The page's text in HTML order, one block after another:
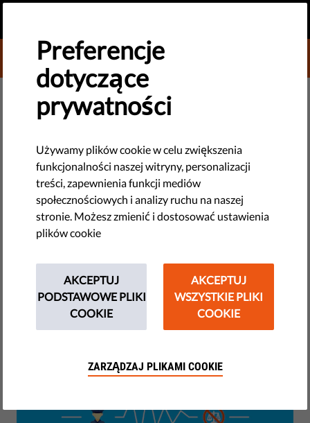
DONATE TO LIBERTIES
DEMOKRACJA I SPRAWIEDLIWOŚĆ
Komunikat prasowy: Demokracja
ucierpiała w całej UE w czasie
pandemii COVID
Zgodnie z nowym obszernym raportem stworzonym przez UE
Civil Liberties Union for Europe, obejmującym 14 członków z
wielu krajach europejskich w 2020 roku.
by LibertiesEU
marca 09, 2021
Preferencje
dotyczące
prywatności
Używamy plików cookie w celu zwiększenia
funkcjonalności naszej witryny, personalizacji
treści, zapewnienia funkcji mediów
społecznościowych i analizy ruchu na naszej
stronie. Możesz zmienić i dostosować ustawienia
plików cookie
AKCEPTUJ
PODSTAWOWE PLIKI
COOKIE
AKCEPTUJ
WSZYSTKIE PLIKI
COOKIE
ZARZĄDZAJ PLIKAMI COOKIE